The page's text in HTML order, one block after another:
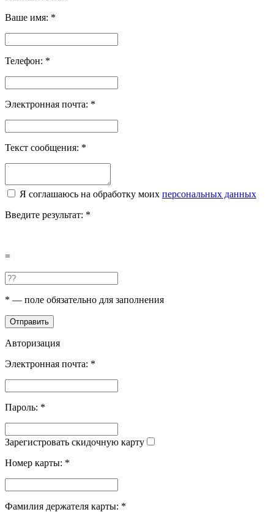
Ваше имя: *
Телефон: *
Электронная почта: *
Текст сообщения: *
Я соглашаюсь на обработку моих персональных данных
Введите результат: *
=
* — поле обязательно для заполнения
Отправить
Авторизация
Электронная почта: *
Пароль: *
Зарегистровать скидочную карту
Номер карты: *
Фамилия держателя карты: *